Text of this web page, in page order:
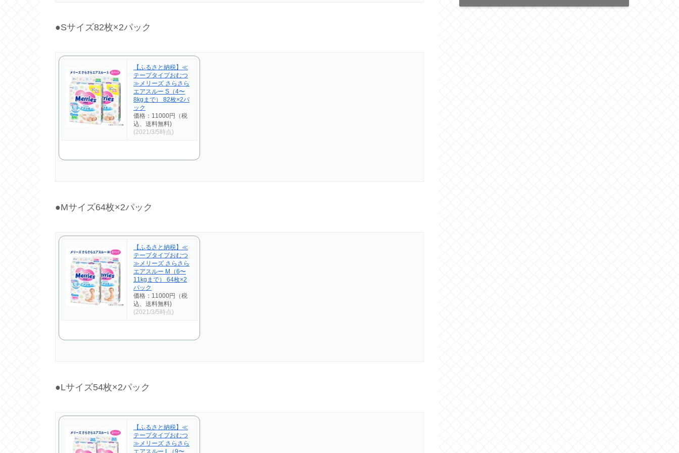
●Sサイズ82枚×2パック
【ふるさと納税】≪
テープタイプおむつ
≫メリーズ さらさら
エアスルー S（4〜
8kgまで） 82枚×2パ
ック
価格：11000円（税
込、送料無料)
(2021/3/5時点)
●Mサイズ64枚×2パック
【ふるさと納税】≪
テープタイプおむつ
≫メリーズ さらさら
エアスルー M（6〜
11kgまで） 64枚×2
パック
価格：11000円（税
込、送料無料)
(2021/3/5時点)
●Lサイズ54枚×2パック
【ふるさと納税】≪
テープタイプおむつ
≫メリーズ さらさら
エアスルー L（9〜